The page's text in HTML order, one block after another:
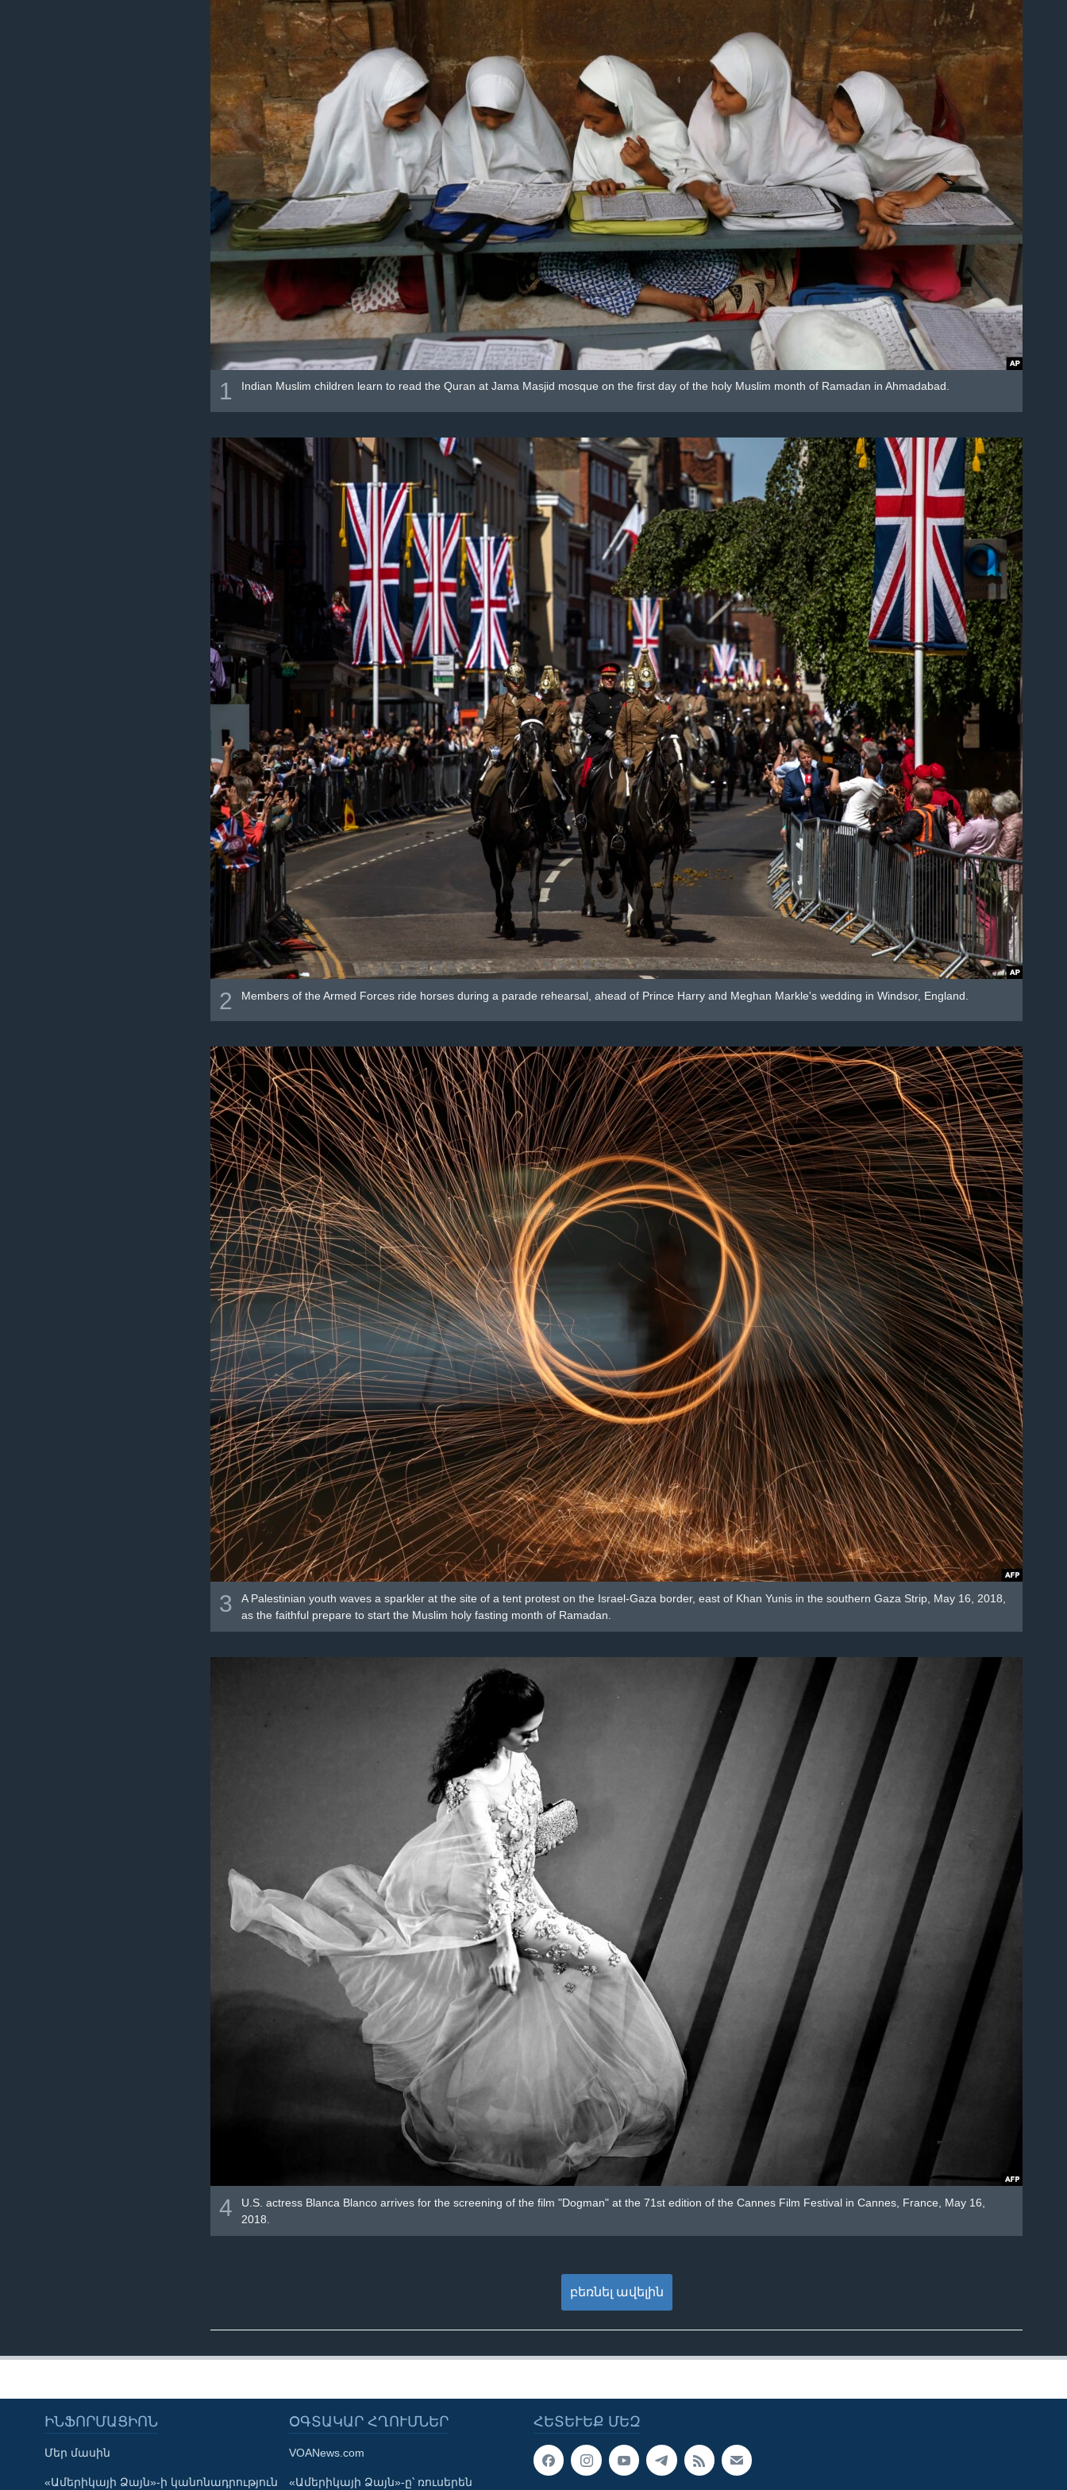
Learning English
1 Indian Muslim children learn to read the Quran at Jama Masjid mosque on the first day of the holy Muslim month of Ramadan in Ahmadabad.
2 Members of the Armed Forces ride horses during a parade rehearsal, ahead of Prince Harry and Meghan Markle's wedding in Windsor, England.
3
A Palestinian youth waves a sparkler at the site of a tent protest on the Israel-Gaza border, east of Khan Yunis in the southern Gaza Strip, May 16, 2018,
as the faithful prepare to start the Muslim holy fasting month of Ramadan.
4
U.S. actress Blanca Blanco arrives for the screening of the film "Dogman" at the 71st edition of the Cannes Film Festival in Cannes, France, May 16,
2018.
բեռնել ավելին
ՀԵՏԵՒԵՔ ՄԵԶ
ԻՆՖՈՐՄԱՑԻՈՆ
Մեր մասին
«Ամերիկայի Ձայն»-ի կանոնադրություն
ՕԳՏԱԿԱՐ ՀՂՈՒՄՆԵՐ
VOANews.com
«Ամերիկայի Ձայն»-ը՝ ռուսերեն